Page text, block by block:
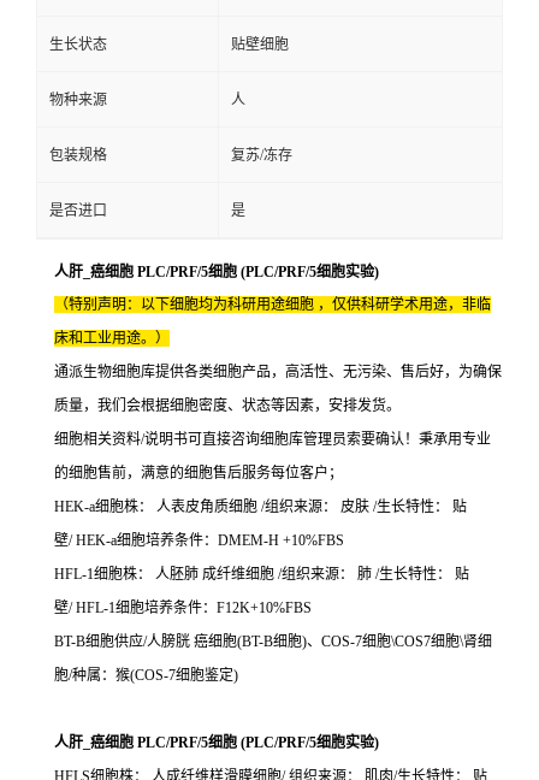
生长状态 贴壁细胞
物种来源 人
包装规格 复苏/冻存
是否进口 是
人肝_癌细胞 PLC/PRF/5细胞 (PLC/PRF/5细胞实验)
（特别声明：以下细胞均为科研用途细胞 ，仅供科研学术用途，非临
床和工业用途。）
通派生物细胞库提供各类细胞产品，高活性、无污染、售后好，为确保
质量，我们会根据细胞密度、状态等因素，安排发货。
细胞相关资料/说明书可直接咨询细胞库管理员索要确认！秉承用专业
的细胞售前，满意的细胞售后服务每位客户；
HEK-a细胞株： 人表皮角质细胞 /组织来源： 皮肤 /生长特性： 贴
壁/ HEK-a细胞培养条件：DMEM-H +10%FBS
HFL-1细胞株： 人胚肺 成纤维细胞 /组织来源： 肺 /生长特性： 贴
壁/ HFL-1细胞培养条件：F12K+10%FBS
BT-B细胞供应/人膀胱 癌细胞(BT-B细胞)、COS-7细胞\COS7细胞\肾细
胞/种属：猴(COS-7细胞鉴定)
人肝_癌细胞 PLC/PRF/5细胞 (PLC/PRF/5细胞实验)
HFLS细胞株： 人成纤维样滑膜细胞/ 组织来源： 肌肉/生长特性： 贴